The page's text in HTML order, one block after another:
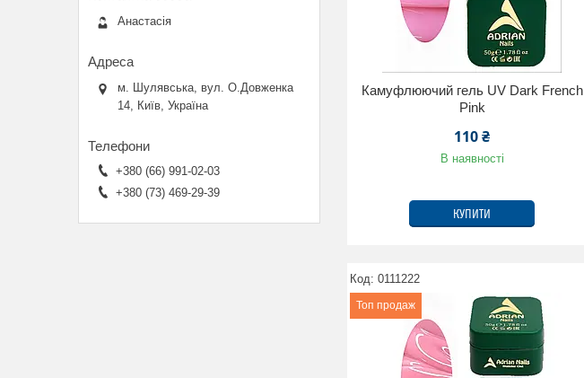
Камуфлюючий гель UV Dark French
Pink
110 ₴
В наявності
КУПИТИ
0111222
Топ продаж
Анастасія
м. Шулявська, вул. О.Довженка
14, Київ, Україна
+380 (66) 991-02-03
+380 (73) 469-29-39